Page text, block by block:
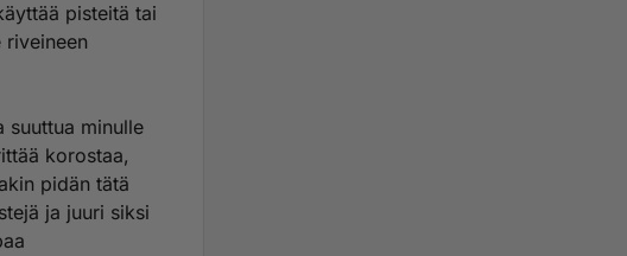
mulla ei oo
tulla tänne
täällä käyvät
ja oikein?", no
tekee virheitä?
ja
pisteitä tai
suuttua minulle
korostaa,
pidän tätä
ja juuri siksi